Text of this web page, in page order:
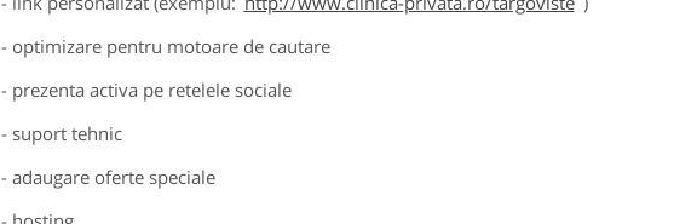
- optimizare pentru motoare de cautare
- prezenta activa pe retelele sociale
- suport tehnic
- adaugare oferte speciale